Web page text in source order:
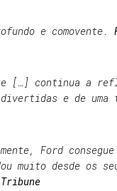
e comovente.
[…] continua a
e de uma
Ford
muito desde os
Tribune